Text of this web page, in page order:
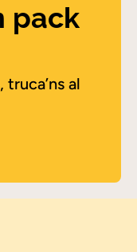
pack
truca’ns al